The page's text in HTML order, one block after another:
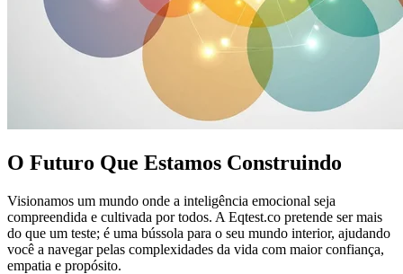
O Futuro Que Estamos Construindo
Visionamos um mundo onde a inteligência emocional seja
compreendida e cultivada por todos. A Eqtest.co pretende ser mais
do que um teste; é uma bússola para o seu mundo interior, ajudando
você a navegar pelas complexidades da vida com maior confiança,
empatia e propósito.